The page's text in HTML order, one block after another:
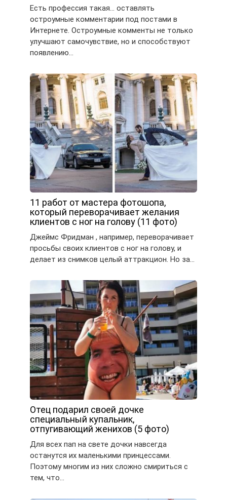
Есть профессия такая… оставлять
остроумные комментарии под постами в
Интернете. Остроумные комменты не только
улучшают самочувствие, но и способствуют
появлению…
11 работ от мастера фотошопа,
который переворачивает желания
клиентов с ног на голову (11 фото)
Джеймс Фридман , например, переворачивает
просьбы своих клиентов с ног на голову, и
делает из снимков целый аттракцион. Но за…
Отец подарил своей дочке
специальный купальник,
отпугивающий женихов (5 фото)
Для всех пап на свете дочки навсегда
останутся их маленькими принцессами.
Поэтому многим из них сложно смириться с
тем, что…